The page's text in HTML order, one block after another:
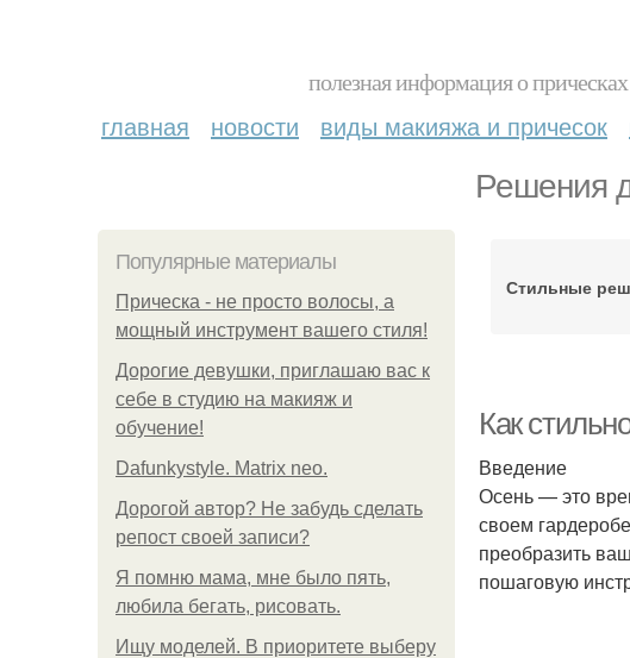
полезная информация о
главная новости виды макияжа и причесок
Решения
Популярные материалы
Прическа - не просто волосы, а
мощный инструмент вашего стиля!
Дорогие девушки, приглашаю вас к
себе в студию на макияж и
обучение!
Dafunkystyle. Matrix neo.
Дорогой автор? Не забудь сделать
репост своей записи?
Я помню мама, мне было пять,
любила бегать, рисовать.
Ищу моделей. В приоритете выберу
Стильные
Как
Введение
Осень — это
своем
преобразить
пошаговую